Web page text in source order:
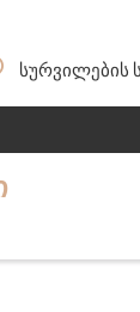
Სურვილების